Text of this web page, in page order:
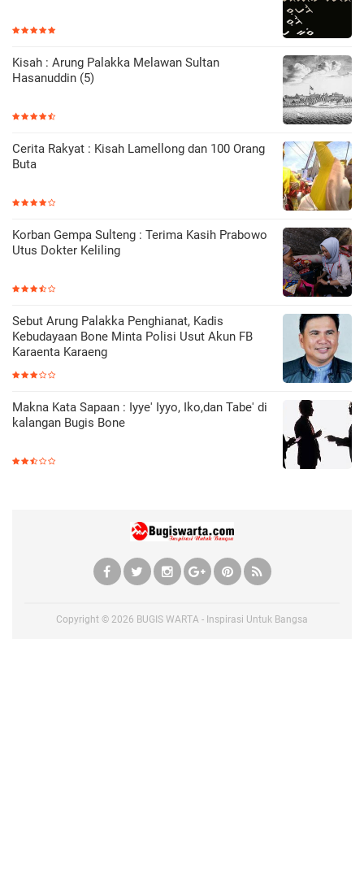
Kisah : Arung Palakka Melawan Sultan
Hasanuddin (5)
Cerita Rakyat : Kisah Lamellong dan 100 Orang
Buta
Korban Gempa Sulteng : Terima Kasih Prabowo
Utus Dokter Keliling
Sebut Arung Palakka Penghianat, Kadis
Kebudayaan Bone Minta Polisi Usut Akun FB
Karaenta Karaeng
Makna Kata Sapaan : Iyye' Iyyo, Iko,dan Tabe' di
kalangan Bugis Bone
Copyright © 2026 BUGIS WARTA - Inspirasi Untuk Bangsa